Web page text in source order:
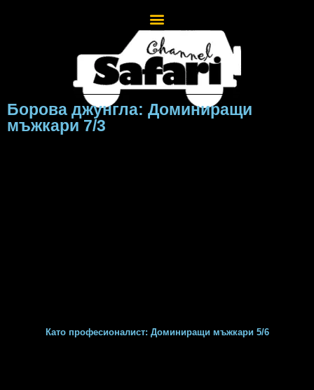
Борова джунгла: Доминиращи
мъжкари 7/3
Като професионалист: Доминиращи мъжкари 5/6